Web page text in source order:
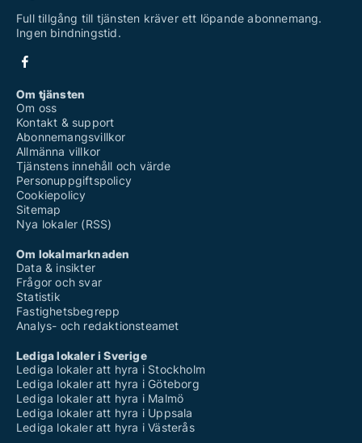
Full tillgång till tjänsten kräver ett löpande abonnemang.
Ingen bindningstid.
Om tjänsten
Om oss
Kontakt & support
Abonnemangsvillkor
Allmänna villkor
Tjänstens innehåll och värde
Personuppgiftspolicy
Cookiepolicy
Sitemap
Nya lokaler (RSS)
Om lokalmarknaden
Data & insikter
Frågor och svar
Statistik
Fastighetsbegrepp
Analys- och redaktionsteamet
Lediga lokaler i Sverige
Lediga lokaler att hyra i Stockholm
Lediga lokaler att hyra i Göteborg
Lediga lokaler att hyra i Malmö
Lediga lokaler att hyra i Uppsala
Lediga lokaler att hyra i Västerås